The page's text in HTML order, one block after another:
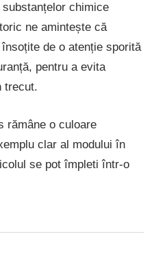
chimice
ne amintește că
de o atenție sporită
pentru a evita
trecut.
rămâne o culoare
clar al modului în
se pot împleti într-o